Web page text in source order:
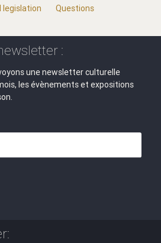
legislation
Questions
:
une newsletter culturelle
les évènements et expositions